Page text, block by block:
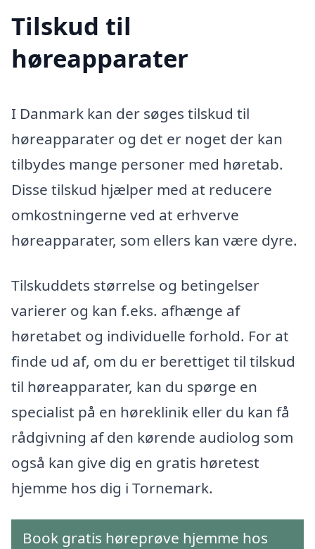
Tilskud til
høreapparater
I Danmark kan der søges tilskud til
høreapparater og det er noget der kan
tilbydes mange personer med høretab.
Disse tilskud hjælper med at reducere
omkostningerne ved at erhverve
høreapparater, som ellers kan være dyre.
Tilskuddets størrelse og betingelser
varierer og kan f.eks. afhænge af
høretabet og individuelle forhold. For at
finde ud af, om du er berettiget til tilskud
til høreapparater, kan du spørge en
specialist på en høreklinik eller du kan få
rådgivning af den kørende audiolog som
også kan give dig en gratis høretest
hjemme hos dig i Tornemark.
Book gratis høreprøve hjemme hos